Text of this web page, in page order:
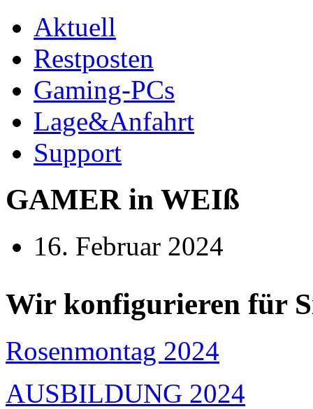
Aktuell
Restposten
Gaming-PCs
Lage&Anfahrt
Support
GAMER in WEIß
16. Februar 2024
Wir konfigurieren für
Rosenmontag 2024
AUSBILDUNG 2024